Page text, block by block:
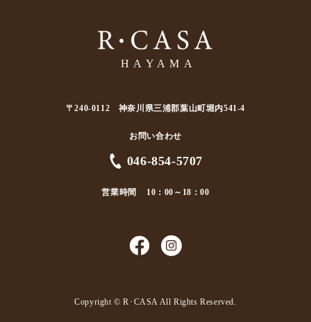
〒240-0112 神奈川県三浦郡葉山町堀内541-4
お問い合わせ
046-854-5707
営業時間 10：00～18：00
Copyright ©︎ R･CASA All Rights Reserved.